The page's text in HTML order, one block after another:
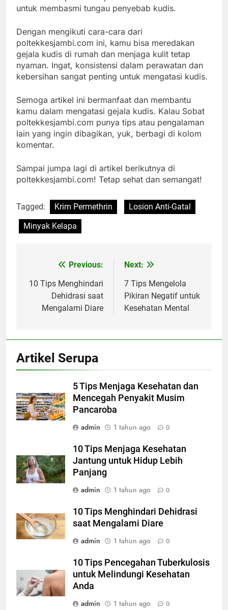
untuk membasmi tungau penyebab kudis.
Dengan mengikuti cara-cara dari
poltekkesjambi.com ini, kamu bisa meredakan
gejala kudis di rumah dan menjaga kulit tetap
nyaman. Ingat, konsistensi dalam perawatan dan
kebersihan sangat penting untuk mengatasi kudis.
Semoga artikel ini bermanfaat dan membantu
kamu dalam mengatasi gejala kudis. Kalau Sobat
poltekkesjambi.com punya tips atau pengalaman
lain yang ingin dibagikan, yuk, berbagi di kolom
komentar.
Sampai jumpa lagi di artikel berikutnya di
poltekkesjambi.com! Tetap sehat dan semangat!
Tagged: Krim Permethrin
Losion Anti-Gatal
Minyak Kelapa
Navigasi
pos
Previous:
10 Tips Menghindari
Dehidrasi saat
Mengalami Diare
Next:
7 Tips Mengelola
Pikiran Negatif untuk
Kesehatan Mental
Artikel Serupa
5 Tips Menjaga Kesehatan dan
Mencegah Penyakit Musim
Pancaroba
admin
1 tahun ago 0
10 Tips Menjaga Kesehatan
Jantung untuk Hidup Lebih
Panjang
admin
1 tahun ago 0
10 Tips Menghindari Dehidrasi
saat Mengalami Diare
admin
1 tahun ago 0
10 Tips Pencegahan Tuberkulosis
untuk Melindungi Kesehatan
Anda
admin
1 tahun ago 0